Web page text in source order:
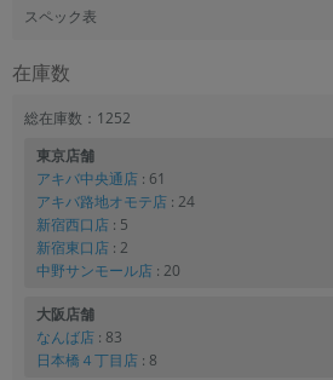
スペック表
在庫数
総在庫数：1252
東京店舗
アキバ中央通店 : 61
アキバ路地オモテ店 : 24
新宿西口店 : 5
新宿東口店 : 2
中野サンモール店 : 20
大阪店舗
なんば店 : 83
日本橋４丁目店 : 8